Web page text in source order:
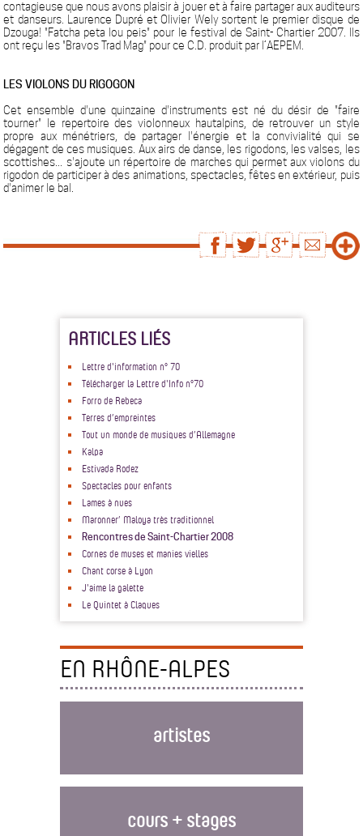
contagieuse que nous avons plaisir à jouer et à faire partager aux auditeurs
et danseurs. Laurence Dupré et Olivier Wely sortent le premier disque de
Dzouga! "Fatcha peta lou peis" pour le festival de Saint- Chartier 2007. Ils
ont reçu les "Bravos Trad Mag" pour ce C.D. produit par l’AEPEM.
LES VIOLONS DU RIGOGON
Cet ensemble d'une quinzaine d'instruments est né du désir de "faire
tourner" le repertoire des violonneux hautalpins, de retrouver un style
propre aux ménétriers, de partager l'énergie et la convivialité qui se
dégagent de ces musiques. Aux airs de danse, les rigodons, les valses, les
scottishes... s'ajoute un répertoire de marches qui permet aux violons du
rigodon de participer à des animations, spectacles, fêtes en extérieur, puis
d'animer le bal.
ARTICLES LIÉS
Lettre d'information n° 70
Télécharger la Lettre d'Info n°70
Forro de Rebeca
Terres d’empreintes
Tout un monde de musiques d’Allemagne
Kalpa
Estivada Rodez
Spectacles pour enfants
Lames à nues
Maronner’ Maloya très traditionnel
Rencontres de Saint-Chartier 2008
Cornes de muses et manies vielles
Chant corse à Lyon
J'aime la galette
Le Quintet à Claques
EN RHÔNE-ALPES
artistes
cours + stages